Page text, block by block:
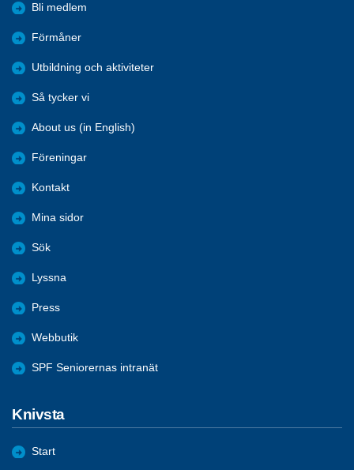
Bli medlem
Förmåner
Utbildning och aktiviteter
Så tycker vi
About us (in English)
Föreningar
Kontakt
Mina sidor
Sök
Lyssna
Press
Webbutik
SPF Seniorernas intranät
Knivsta
Start